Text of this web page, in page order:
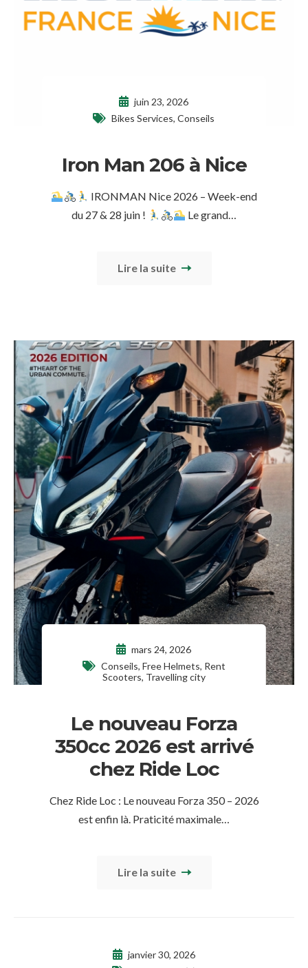
juin 23, 2026
Bikes Services,Conseils
Iron Man 206 à Nice
IRONMAN Nice 2026 – Week-end
du 27 & 28 juin !
Le grand…
Lire la suite
mars 24, 2026
Conseils, Free Helmets, Rent
Scooters, Travelling city
Le nouveau Forza
350cc 2026 est arrivé
chez Ride Loc
Chez Ride Loc : Le nouveau Forza 350 – 2026
est enfin là. Praticité maximale…
Lire la suite
janvier 30, 2026